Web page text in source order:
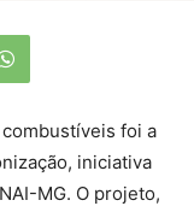
foi a
iniciativa
MG. O projeto,